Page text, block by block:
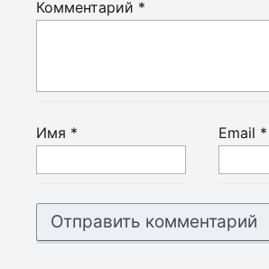
Комментарий *
Имя * Email *